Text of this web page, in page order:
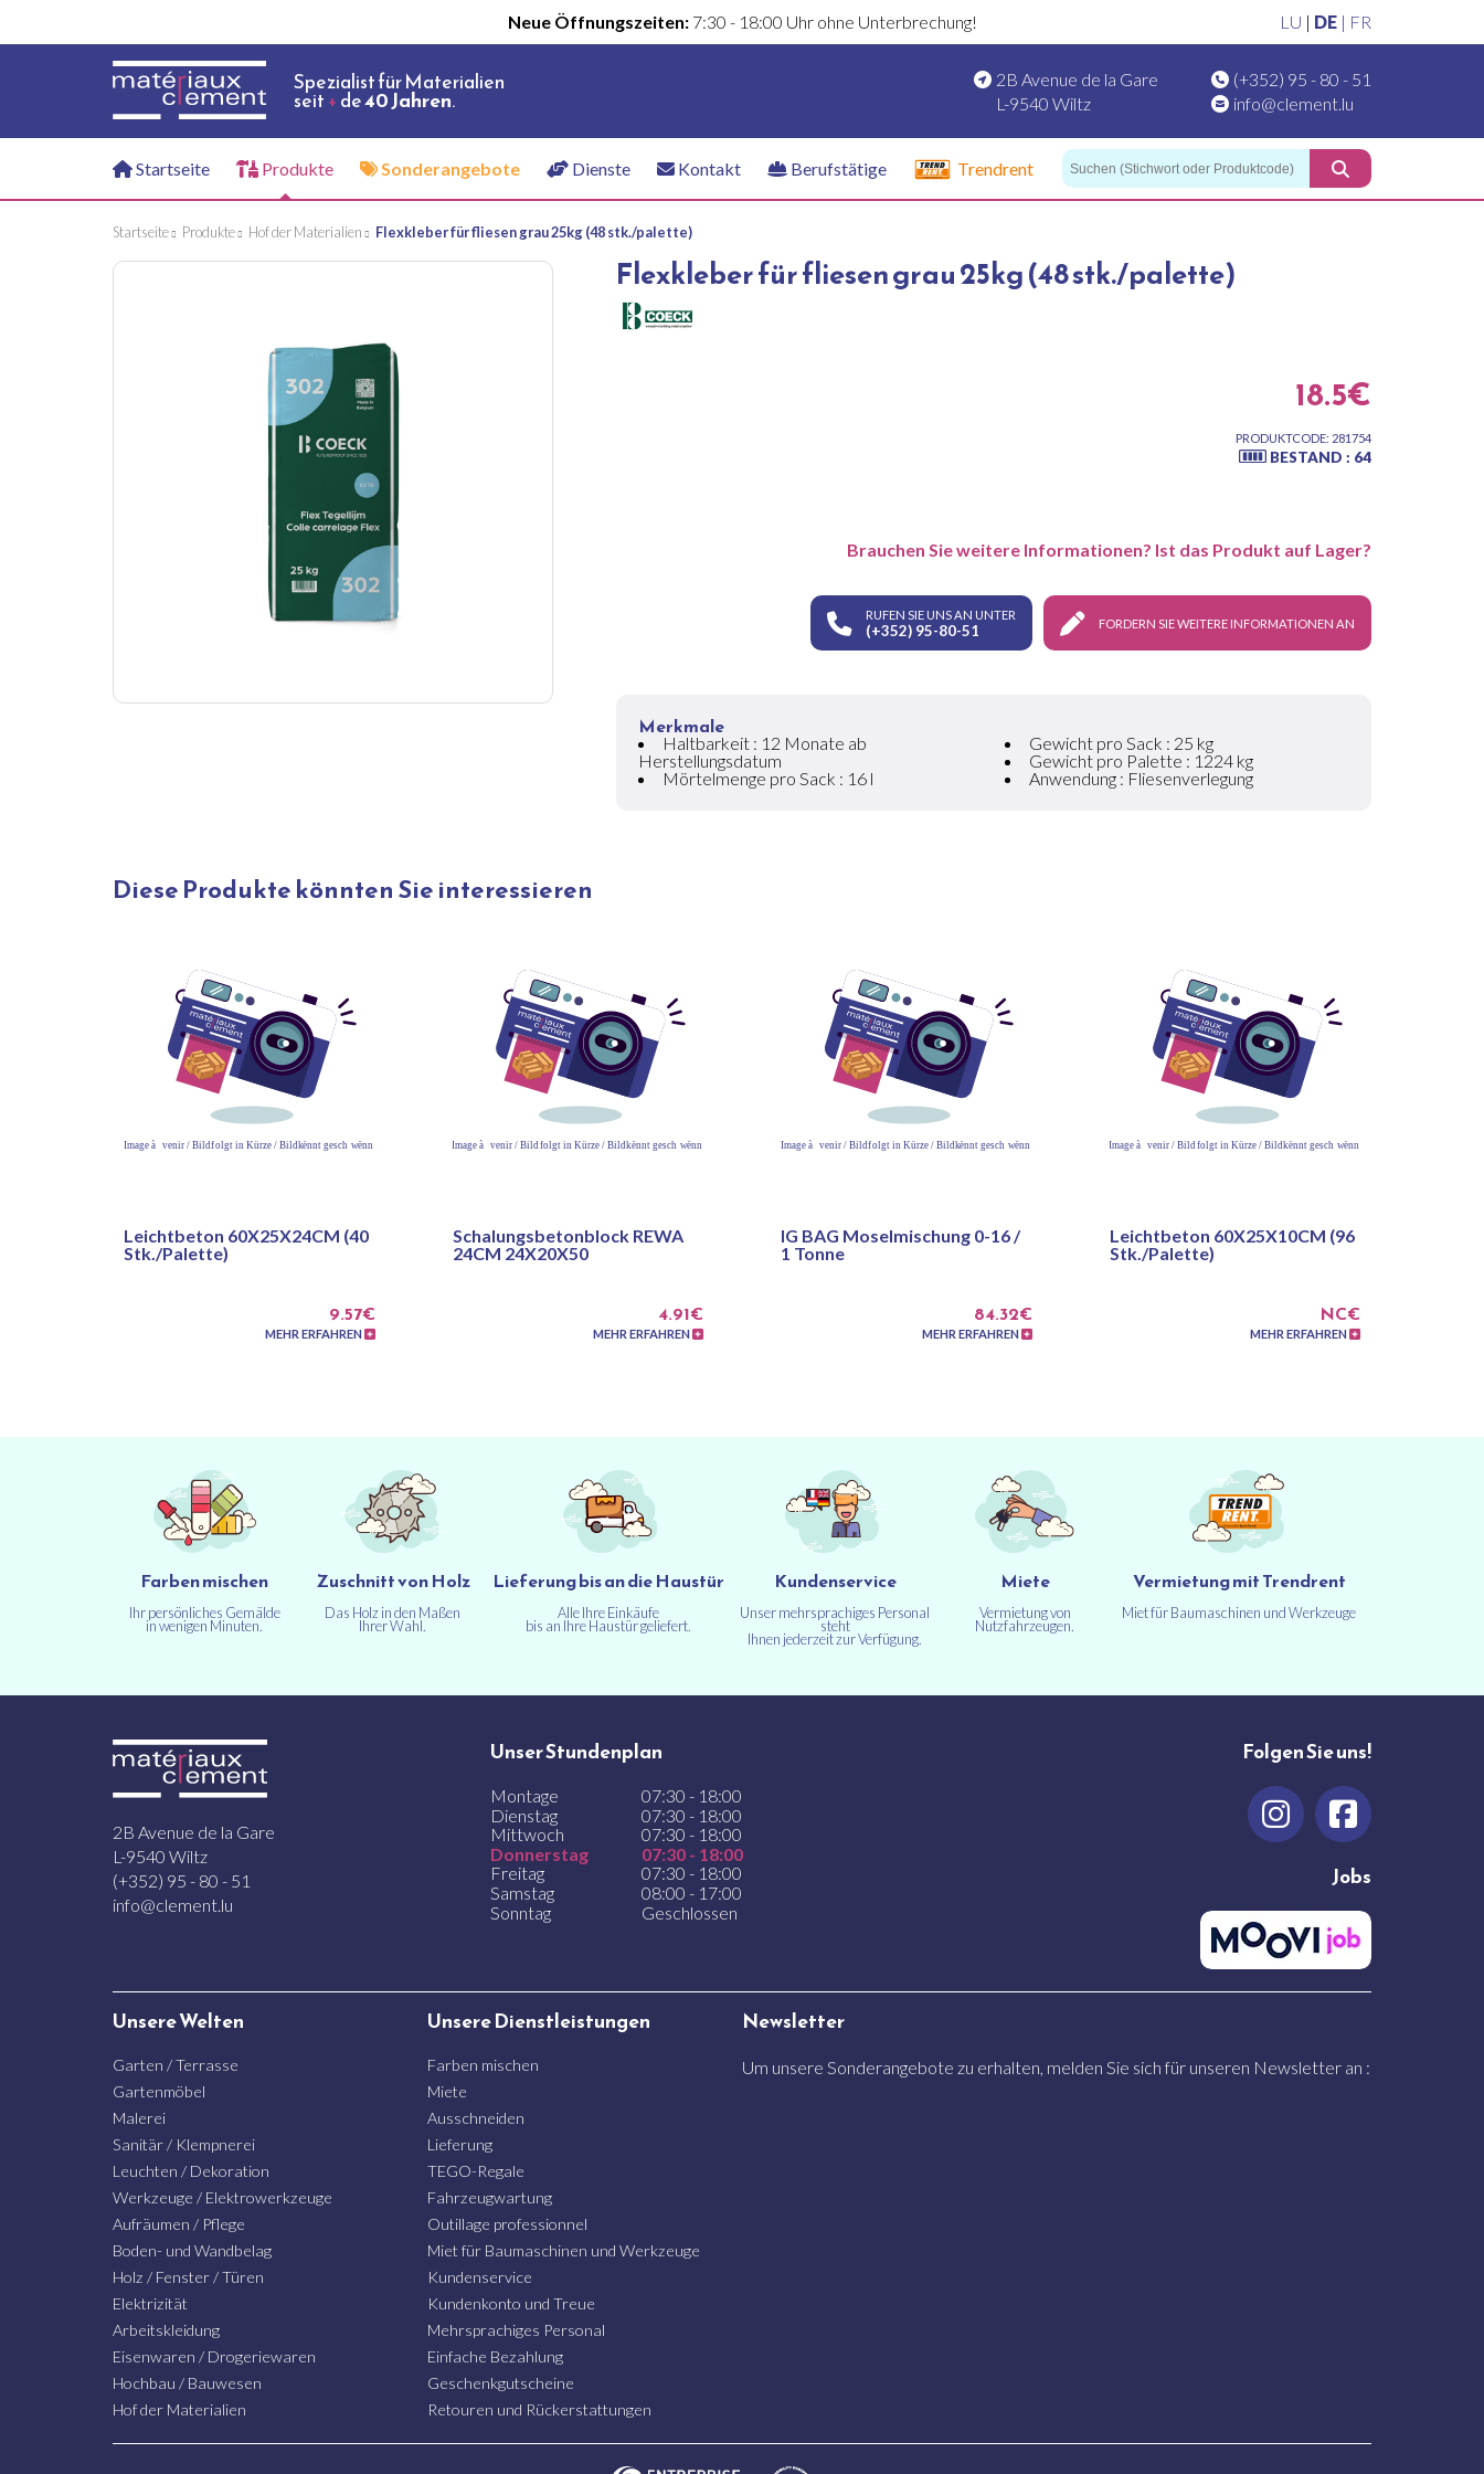
Neue Öffnungszeiten:7:30 - 18:00 Uhr ohne Unterbrechung! LU | DE | FR
Spezialist für Materialien
seit+de40 Jahren.
2B Avenue de la Gare
L-9540 Wiltz
(+352) 95 - 80 - 51
info@clement.lu
Startseite Produkte Sonderangebote Dienste Kontakt Berufstätige Trendrent
Startseite Produkte Hof der Materialien Flexkleber für fliesen grau 25kg (48 stk./palette)
Flexkleber für fliesen grau 25kg (48 stk./palette)
18.5€
PRODUKTCODE: 281754
BESTAND : 64
Brauchen Sie weitere Informationen? Ist das Produkt auf Lager?
RUFEN SIE UNS AN UNTER
(+352) 95-80-51 FORDERN SIE WEITERE INFORMATIONEN AN
Merkmale
Haltbarkeit : 12 Monate ab
Herstellungsdatum
Mörtelmenge pro Sack : 16 l
Gewicht pro Sack : 25 kg
Gewicht pro Palette : 1224 kg
Anwendung : Fliesenverlegung
Diese Produkte könnten Sie interessieren
Leichtbeton 60X25X24CM (40
Stk./Palette)
9.57€
MEHR ERFAHREN
Schalungsbetonblock REWA
24CM 24X20X50
4.91€
MEHR ERFAHREN
IG BAG Moselmischung 0-16 /
1 Tonne
84.32€
MEHR ERFAHREN
Leichtbeton 60X25X10CM (96
Stk./Palette)
NC€
MEHR ERFAHREN
Farben mischen
Ihr persönliches Gemälde
in wenigen Minuten.
Zuschnitt von Holz
Das Holz in den Maßen
Ihrer Wahl.
Lieferung bis an die Haustür
Alle Ihre Einkäufe
bis an Ihre Haustür geliefert.
Kundenservice
Unser mehrsprachiges Personal
steht
Ihnen jederzeit zur Verfügung.
Miete
Vermietung von
Nutzfahrzeugen.
Vermietung mit Trendrent
Miet für Baumaschinen und Werkzeuge
2B Avenue de la Gare
L-9540 Wiltz
(+352) 95 - 80 - 51
info@clement.lu
Unser Stundenplan
Montage
07:30 - 18:00
Dienstag
07:30 - 18:00
Mittwoch
07:30 - 18:00
Donnerstag
07:30 - 18:00
Freitag
07:30 - 18:00
Samstag
08:00 - 17:00
Sonntag
Geschlossen
Folgen Sie uns!
Jobs
Unsere Welten
Garten / Terrasse
Gartenmöbel
Malerei
Sanitär / Klempnerei
Leuchten / Dekoration
Werkzeuge / Elektrowerkzeuge
Aufräumen / Pflege
Boden- und Wandbelag
Holz / Fenster / Türen
Elektrizität
Arbeitskleidung
Eisenwaren / Drogeriewaren
Hochbau / Bauwesen
Hof der Materialien
Unsere Dienstleistungen
Farben mischen
Miete
Ausschneiden
Lieferung
TEGO-Regale
Fahrzeugwartung
Outillage professionnel
Miet für Baumaschinen und Werkzeuge
Kundenservice
Kundenkonto und Treue
Mehrsprachiges Personal
Einfache Bezahlung
Geschenkgutscheine
Retouren und Rückerstattungen
Newsletter
Um unsere Sonderangebote zu erhalten, melden Sie sich für unseren Newsletter an :